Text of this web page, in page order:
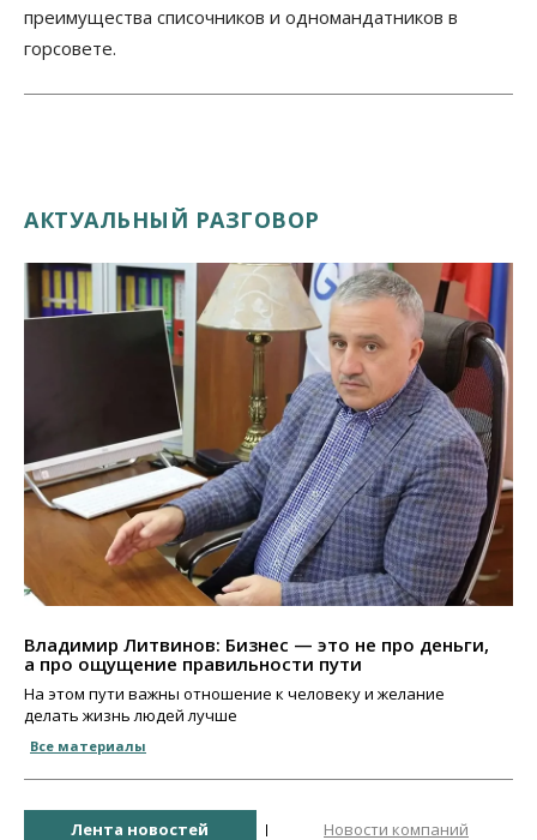
преимущества списочников и одномандатников в
горсовете.
АКТУАЛЬНЫЙ РАЗГОВОР
Владимир Литвинов: Бизнес — это не про деньги,
а про ощущение правильности пути
На этом пути важны отношение к человеку и желание
делать жизнь людей лучше
Все материалы
Лента новостей Новости компаний